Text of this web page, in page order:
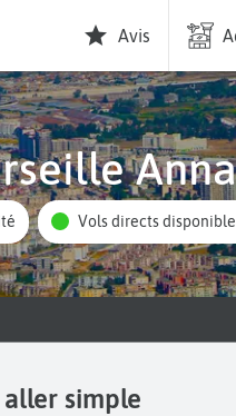
Avis
Vols directs
simple